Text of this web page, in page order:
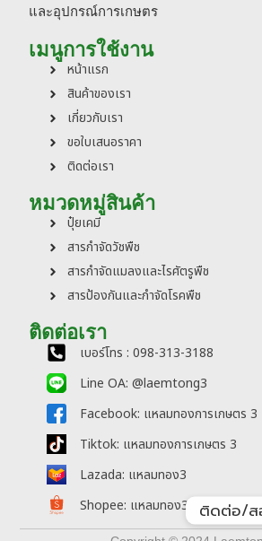
และอุปกรณ์การเกษตร
เมนูการใช้งาน
หน้าแรก
สินค้าของเรา
เกี่ยวกับเรา
ขอใบเสนอราคา
ติดต่อเรา
หมวดหมู่สินค้า
ปุ๋ยเคมี
สารกำจัดวัชพืช
สารกำจัดแมลงและไรศัตรูพืช
สารป้องกันและกำจัดโรคพืช
ติดต่อเรา
เบอร์โทร : 098-313-3188
Line OA: @laemtong3
Facebook: แหลมทองการเกษตร 3
Tiktok: แหลมทองการเกษตร 3
Lazada: แหลมทอง3
Shopee: แหลมทอง3
ติดต่อ/ส